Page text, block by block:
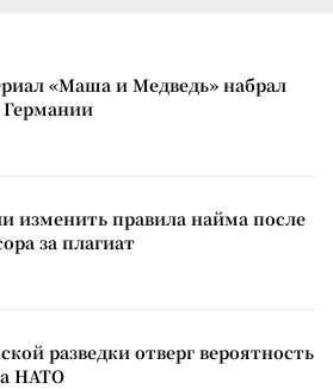
«Маша и Медведь» набрал
Германии
изменить правила найма после
за плагиат
разведки отверг вероятность
НАТО